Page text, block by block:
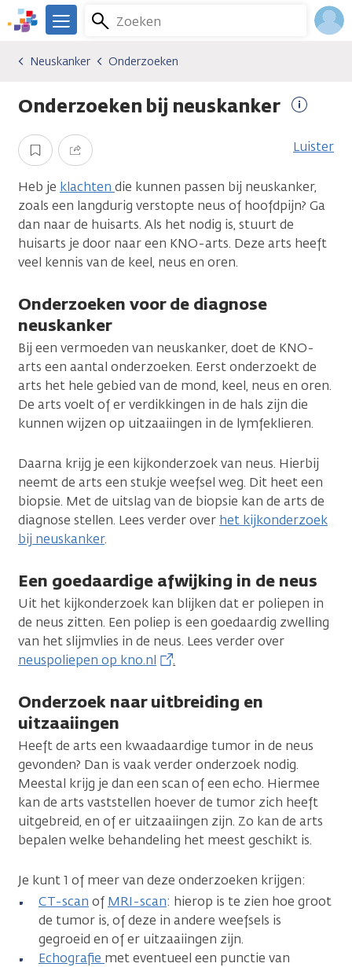
Overslaan
en
gaan
We
er
je.
Zoeken
Menu
Kankersoorten
Neuskanker
Onderzoeken
Neuskanker Onderzoeken
Onderzoeken bij neuskanker
Opslaan Delen Luister
Heb je klachten die kunnen passen bij neuskanker,
zoals een langdurig verstopte neus of hoofdpijn? Ga
dan naar de huisarts. Als het nodig is, stuurt de
huisarts je door naar een KNO-arts. Deze arts heeft
veel kennis van de keel, neus en oren.
Onderzoeken voor de diagnose
neuskanker
Bij een vermoeden van neuskanker, doet de KNO-
arts een aantal onderzoeken. Eerst onderzoekt de
arts het hele gebied van de mond, keel, neus en oren.
De arts voelt of er verdikkingen in de hals zijn die
kunnen wijzen op uitzaaiingen in de lymfeklieren.
Daarna krijg je een kijkonderzoek van neus. Hierbij
neemt de arts een stukje weefsel weg. Dit heet een
biopsie. Met de uitslag van de biopsie kan de arts de
diagnose stellen. Lees verder over het kijkonderzoek
bij neuskanker.
Een goedaardige afwijking in de neus
Uit het kijkonderzoek kan blijken dat er poliepen in
de neus zitten. Een poliep is een goedaardig zwelling
van het slijmvlies in de neus. Lees verder over
neuspoliepen op kno.nl
.
Onderzoek naar uitbreiding en
uitzaaiingen
Heeft de arts een kwaadaardige tumor in de neus
gevonden? Dan is vaak verder onderzoek nodig.
Meestal krijg je dan een scan of een echo. Hiermee
kan de arts vaststellen hoever de tumor zich heeft
uitgebreid, en of er uitzaaiingen zijn. Zo kan de arts
bepalen welke behandeling het meest geschikt is.
Je kunt 1 of meer van deze onderzoeken krijgen:
CT-scan of MRI-scan: hierop is te zien hoe groot
de tumor is, of deze in andere weefsels is
gegroeid en of er uitzaaiingen zijn.
Echografie met eventueel een punctie van